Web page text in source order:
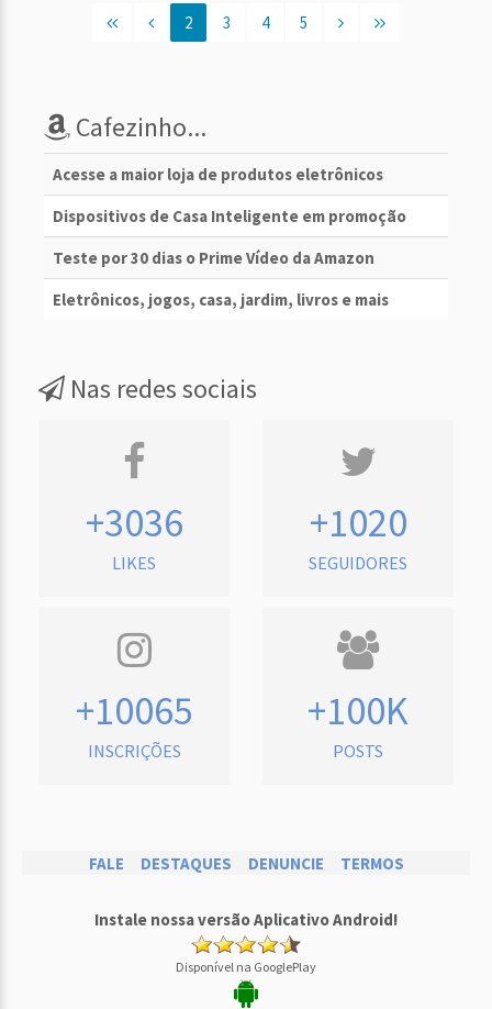
2 3 4 5
Cafezinho...
Acesse a maior loja de produtos eletrônicos
Dispositivos de Casa Inteligente em promoção
Teste por 30 dias o Prime Vídeo da Amazon
Eletrônicos, jogos, casa, jardim, livros e mais
Nas redes sociais
+3036
LIKES
+1020
SEGUIDORES
+10065
INSCRIÇÕES
+100K
POSTS
FALE DESTAQUES DENUNCIE TERMOS
Instale nossa versão Aplicativo Android!
Disponível na GooglePlay